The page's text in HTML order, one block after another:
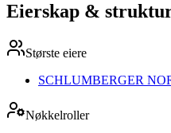
Eierskap &
Største eiere
SCHLUMBERGER
Nøkkelroller